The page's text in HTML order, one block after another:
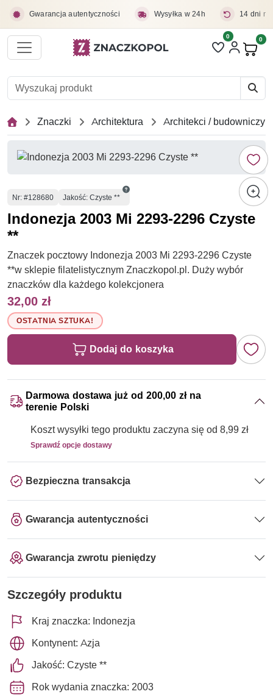
Gwarancja autentyczności Wysyłka w 24h 14 dni
Liczba pozycji
0 0
Znaczki Architektura Architekci / budowniczy
Numer
Nr: #128680 Jakość: Czyste **
Indonezja 2003 Mi 2293-2296 Czyste
**
Znaczek pocztowy Indonezja 2003 Mi 2293-2296 Czyste
**w sklepie filatelistycznym Znaczkopol.pl. Duży wybór
znaczków dla każdego kolekcjonera
32,00 zł
OSTATNIA SZTUKA!
Dodaj do koszyka
Darmowa dostawa już od 200,00 zł na
terenie Polski
Koszt wysyłki tego produktu zaczyna się od 8,99 zł
Sprawdź opcje dostawy
Bezpieczna transakcja
Gwarancja autentyczności
Gwarancja zwrotu pieniędzy
Szczegóły produktu
Kraj znaczka: Indonezja
Kontynent: Azja
Jakość: Czyste **
Rok wydania znaczka: 2003